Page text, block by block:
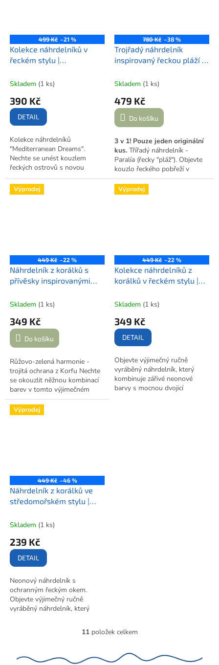
499 Kč –21 %
Kolekce náhrdelníků v
řeckém stylu |
Skladem (1 ks)
390 Kč
DETAIL
Kolekce náhrdelníků
"Mediterranean Dreams".
Nechte se unést kouzlem
řeckých ostrovů s novou
kolekcí ručně vyráběných
náhrdelníků, které v sobě
snoubí mystickou sílu
780 Kč –38 %
Trojřadý náhrdelník
inspirovaný řeckou pláží |
Skladem (1 ks)
479 Kč
Do košíku
3 v 1! Pouze jeden originální
kus. Třířadý náhrdelník -
Paralía (řecky "pláž"). Objevte
kouzlo řeckého pobřeží v
podobě luxusního třířadého
náhrdelníku, který kombinuje
vzácné minerály, exotické
Výprodej
449 Kč –22 %
Náhrdelník z korálků s
přívěsky inspirovanými
Skladem (1 ks)
349 Kč
Do košíku
Růžovo-zelená harmonie -
trojitá ochrana z Korfu Nechte
se okouzlit něžnou kombinací
barev v tomto výjimečném
ručně vyráběném náhrdelníku.
Spojení růžových a zelenkavých
tónů evokuje jarní zahradu,
Výprodej
449 Kč –22 %
Kolekce náhrdelníků z
korálků v řeckém stylu |
Skladem (1 ks)
349 Kč
DETAIL
Objevte výjimečný ručně
vyráběný náhrdelník, který
kombinuje zářivé neonové
barvy s mocnou dvojicí
Výprodej
449 Kč –46 %
Náhrdelník z korálků ve
středomořském stylu |
Skladem (1 ks)
239 Kč
DETAIL
Neonový náhrdelník s
ochranným řeckým okem.
Objevte výjimečný ručně
vyráběný náhrdelník, který
dvojité ochrany. Dominantou
jedinečné přívěsky - klasické
O
11položek celkem